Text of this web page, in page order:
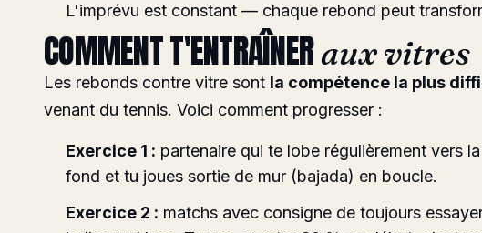
L'imprévu est constant — chaque rebond peut
COMMENT T'ENTRAÎNERaux vitres
Les rebonds contre vitre sont la compétence la plus
venant du tennis. Voici comment progresser :
Exercice 1 : partenaire qui te lobe régulièrement vers
fond et tu joues sortie de mur (bajada) en boucle.
Exercice 2 : matchs avec consigne de toujours